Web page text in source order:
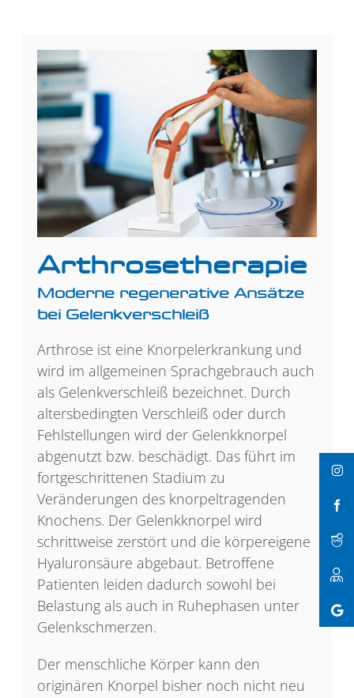
Arthrosetherapie
Moderne regenerative Ansätze
bei Gelenkverschleiß
Arthrose ist eine Knorpelerkrankung und
wird im allgemeinen Sprachgebrauch auch
als Gelenkverschleiß bezeichnet. Durch
altersbedingten Verschleiß oder durch
Fehlstellungen wird der Gelenkknorpel
abgenutzt bzw. beschädigt. Das führt im
fortgeschrittenen Stadium zu
Veränderungen des knorpeltragenden
Knochens. Der Gelenkknorpel wird
schrittweise zerstört und die körpereigene
Hyaluronsäure abgebaut. Betroffene
Patienten leiden dadurch sowohl bei
Belastung als auch in Ruhephasen unter
Gelenkschmerzen.
Der menschliche Körper kann den
originären Knorpel bisher noch nicht neu